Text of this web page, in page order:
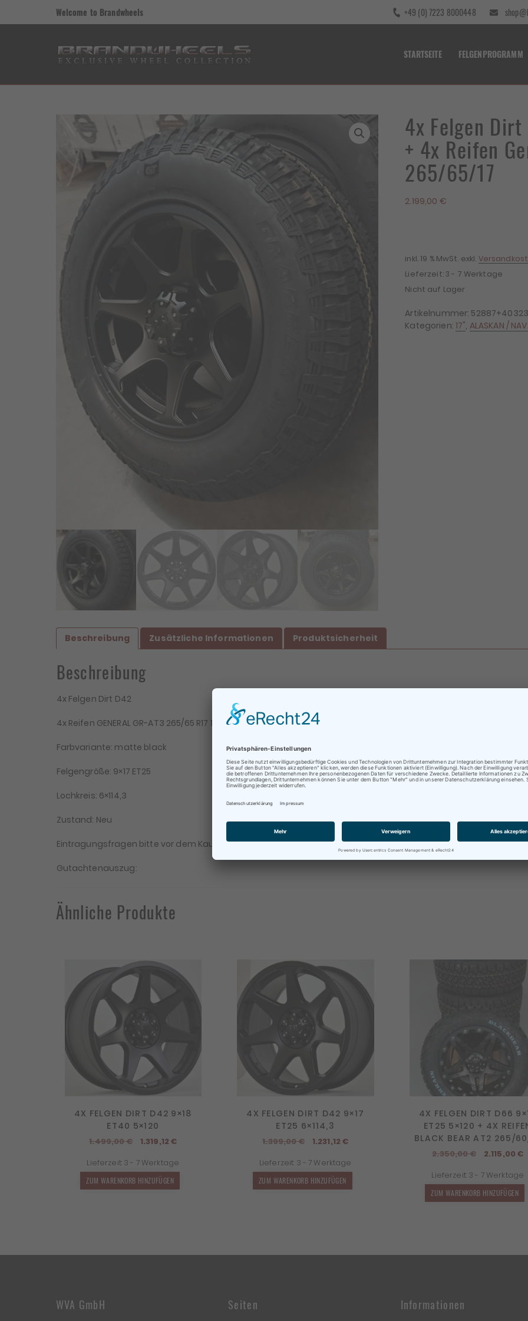
Welcome to Brandwheels +49 (0) 7223 8000448
STARTSEITE FELGENPROGRAMM
4x Felgen Dirt
+ 4x Reifen
265/65/17
2.199,00 €
inkl. 19 % MwSt. exkl.
Lieferzeit:3 - 7 Werktage
Nicht auf Lager
Artikelnummer:
Kategorien: 17", ALASKAN /
Beschreibung Zusätzliche Informationen Produktsicherheit
Beschreibung
4x Felgen Dirt D42
4x Reifen GENERAL GR-AT3 265/65 R17 112H – D, C, B, 73dB
Farbvariante: matte black
Felgengröße: 9×17 ET25
Lochkreis: 6×114,3
Zustand: Neu
Eintragungsfragen bitte vor dem Kauf stellen. Für alles weitere kontaktieren Sie uns einfach per Mail oder
Gutachtenauszug:
Ähnliche Produkte
4X FELGEN DIRT D42 9×18
ET40 5×120
1.499,00€
Ursprünglicher
war:
1.499,00 €
1.319,12€Aktueller
ist:
Lieferzeit: 3 - 7 Werktage
ZUM WARENKORB HINZUFÜGEN
4X FELGEN DIRT D42 9×17
ET25 6×114,3
1.399,00€
Ursprünglicher
war:
1.399,00 €
1.231,12€Aktueller
ist:
Lieferzeit: 3 - 7 Werktage
ZUM WARENKORB HINZUFÜGEN
4X FELGEN DIRT D66
ET25 5×120 + 4X
BLACK BEAR AT2 265/
2.350,00€
war:
2.350,00 €
2.115,00€
Lieferzeit: 3 - 7 Werktage
ZUM WARENKORB HINZUFÜGEN
WVA GmbH Seiten Informationen
Beratungen oder Abholungen vor Ort nur nach vorheriger
Terminvereinbarung !